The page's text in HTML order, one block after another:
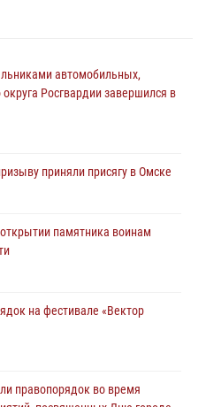
автомобильных,
Росгвардии завершился в
приняли присягу в Омске
памятника воинам
на фестивале «Вектор
правопорядок во время